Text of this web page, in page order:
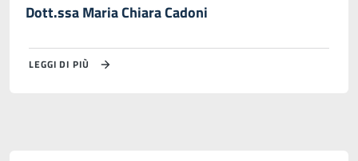
Dott.ssa Maria Chiara Cadoni
LEGGI DI PIÙ